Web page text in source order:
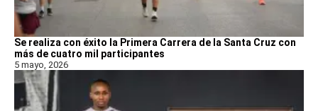
Se realiza con éxito la Primera Carrera de la Santa Cruz con
más de cuatro mil participantes
5 mayo, 2026